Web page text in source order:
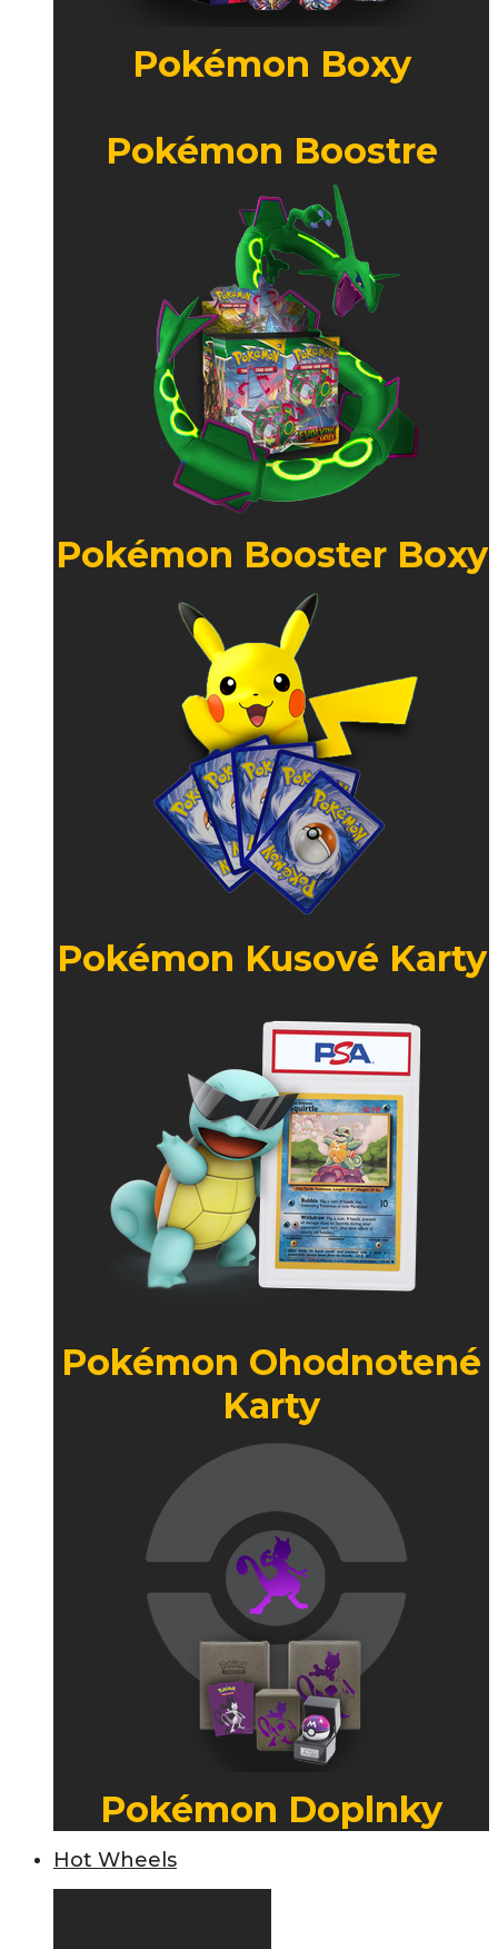
Pokémon Boxy
Pokémon Boostre
Pokémon Booster Boxy
Pokémon Kusové Karty
Pokémon Ohodnotené
Karty
Pokémon Doplnky
Hot Wheels